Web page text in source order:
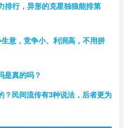
排行，异形的克星独狼能排第
意，竞争小、利润高，不用拼
是真的吗？
？民间流传有3种说法，后者更为